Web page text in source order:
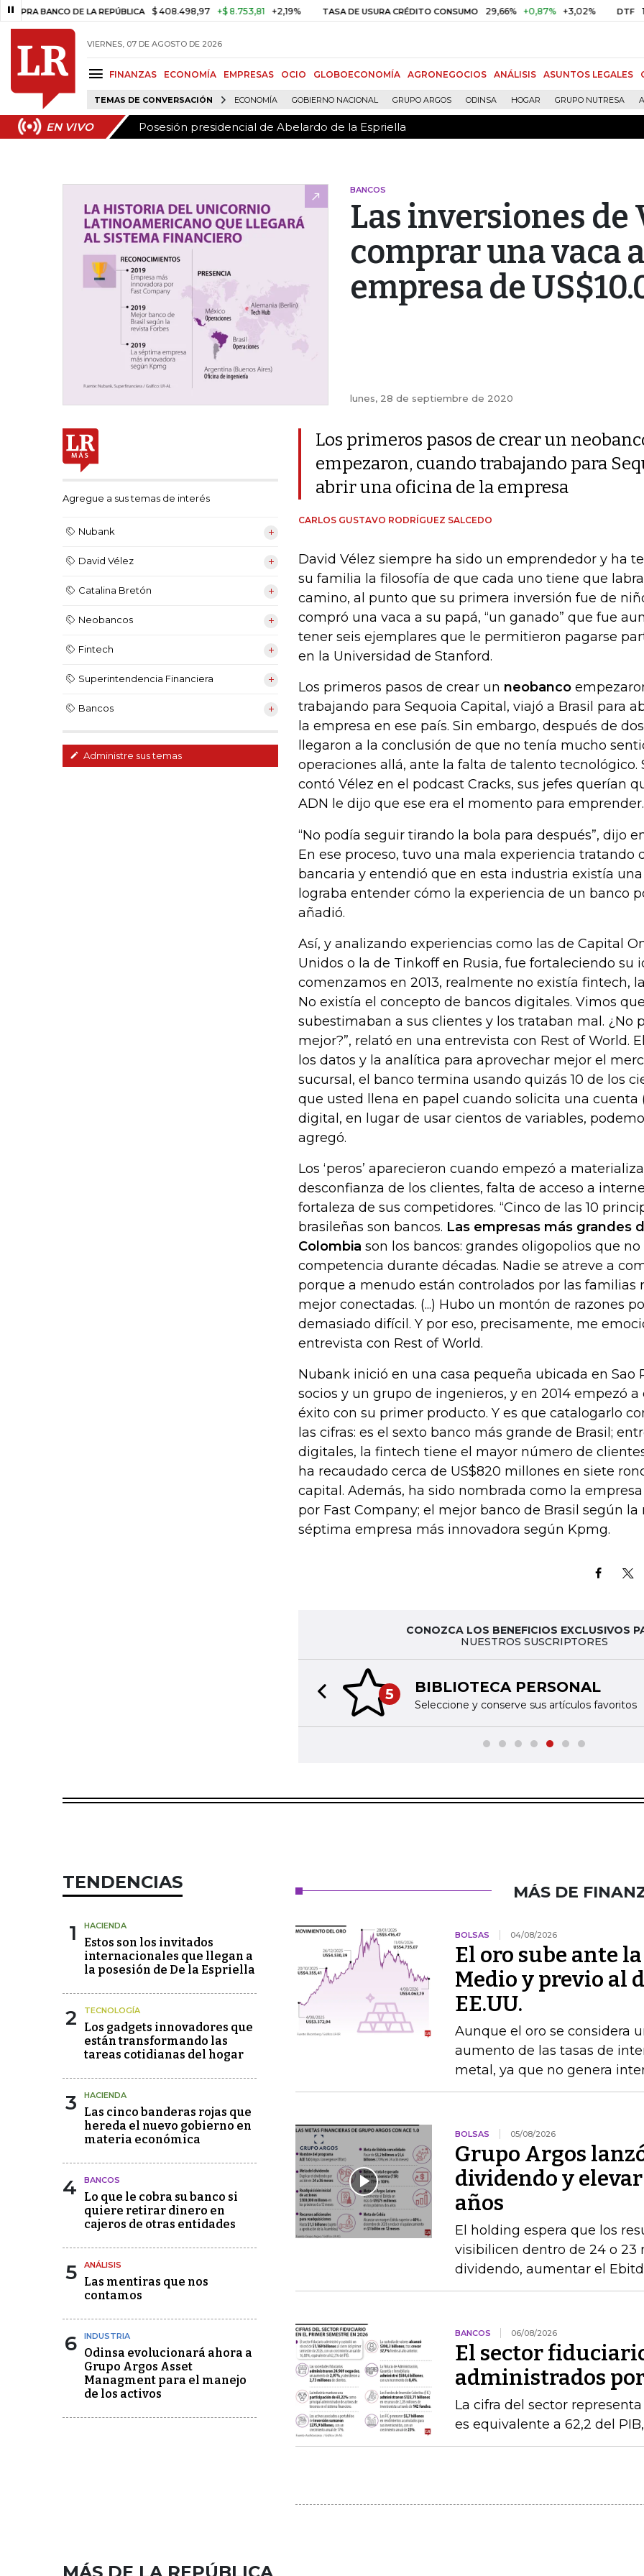
DE LA REPÚBLICA $ 408.498,97 +$ 8.753,81 +2,19% TASA DE USURA CRÉDITO CONSUMO 29,66% +0,87% +3,02% DTF 10,34%
VIERNES, 07 DE AGOSTO DE 2026
FINANZAS ECONOMÍA EMPRESAS OCIO GLOBOECONOMÍA AGRONEGOCIOS ANÁLISIS ASUNTOS LEGALES
TEMAS DE CONVERSACIÓN ECONOMÍA GOBIERNO NACIONAL GRUPO ARGOS ODINSA HOGAR GRUPO NUTRESA
EN VIVO Posesión presidencial de Abelardo de la Espriella
EN VIVO Posesión presidencial de Abelardo de la Espriella
BANCOS
Las inversiones de
comprar una vaca
empresa de
lunes, 28 de septiembre de 2020
Agregue a sus temas de interés
Nubank
David Vélez
Catalina Bretón
Neobancos
Fintech
Superintendencia Financiera
Bancos
Administre sus temas
Los primeros pasos de crear un
empezaron, cuando trabajando para
abrir una oficina de la empresa
CARLOS GUSTAVO RODRÍGUEZ SALCEDO
David Vélez siempre ha sido un emprendedor y ha
su familia la filosofía de que cada uno tiene que
camino, al punto que su primera inversión fue de
compró una vaca a su papá, “un ganado” que fue
tener seis ejemplares que le permitieron pagarse
en la Universidad de Stanford.
Los primeros pasos de crear un neobanco
trabajando para Sequoia Capital, viajó a Brasil para
la empresa en ese país. Sin embargo, después de
llegaron a la conclusión de que no tenía mucho
operaciones allá, ante la falta de talento tecnológico.
contó Vélez en el podcast Cracks, sus jefes querían
ADN le dijo que ese era el momento para emprender.
“No podía seguir tirando la bola para después”, dijo
En ese proceso, tuvo una mala experiencia tratando
bancaria y entendió que en esta industria existía una
lograba entender cómo la experiencia de un banco
añadió.
Así, y analizando experiencias como las de Capital
Unidos o la de Tinkoff en Rusia, fue fortaleciendo su
comenzamos en 2013, realmente no existía fintech,
No existía el concepto de bancos digitales. Vimos
subestimaban a sus clientes y los trataban mal. ¿No
mejor?”, relató en una entrevista con Rest of World.
los datos y la analítica para aprovechar mejor el
sucursal, el banco termina usando quizás 10 de los
que usted llena en papel cuando solicita una cuenta
digital, en lugar de usar cientos de variables,
agregó.
Los ‘peros’ aparecieron cuando empezó a
desconfianza de los clientes, falta de acceso a
fortaleza de sus competidores. “Cinco de las 10
brasileñas son bancos. Las empresas más grandes
Colombia son los bancos: grandes oligopolios que
competencia durante décadas. Nadie se atreve a
porque a menudo están controlados por las familias
mejor conectadas. (...) Hubo un montón de razones
demasiado difícil. Y por eso, precisamente, me
entrevista con Rest of World.
Nubank inició en una casa pequeña ubicada en Sao
socios y un grupo de ingenieros, y en 2014 empezó a
éxito con su primer producto. Y es que catalogarlo
las cifras: es el sexto banco más grande de Brasil;
digitales, la fintech tiene el mayor número de
ha recaudado cerca de US$820 millones en siete
capital. Además, ha sido nombrada como la
por Fast Company; el mejor banco de Brasil según la
séptima empresa más innovadora según Kpmg.
CONOZCA LOS BENEFICIOS EXCLUSIVOS
NUESTROS SUSCRIPTORES
5 BIBLIOTECA PERSONAL
Seleccione y conserve sus artículos favoritos
Previous slide
TENDENCIAS
1 HACIENDA
Estos son los invitados
internacionales que llegan a
la posesión de De la Espriella
2 TECNOLOGÍA
Los gadgets innovadores que
están transformando las
tareas cotidianas del hogar
3 HACIENDA
Las cinco banderas rojas que
hereda el nuevo gobierno en
materia económica
4 BANCOS
Lo que le cobra su banco si
quiere retirar dinero en
cajeros de otras entidades
5 ANÁLISIS
Las mentiras que nos
contamos
6 INDUSTRIA
Odinsa evolucionará ahora a
Grupo Argos Asset
Managment para el manejo
de los activos
MÁS DE
BOLSAS 04/08/2026
El oro sube ante
Medio y previo al
EE.UU.
Aunque el oro se considera
aumento de las tasas de
metal, ya que no genera
BOLSAS 05/08/2026
Grupo Argos
dividendo y
años
El holding espera que los
visibilicen dentro de 24 o 23
dividendo, aumentar el
BANCOS 06/08/2026
El sector
administrados
La cifra del sector
es equivalente a 62,2 del